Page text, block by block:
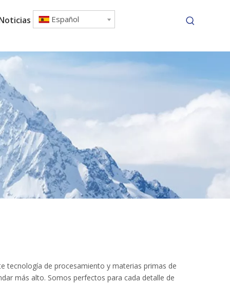
Contáctenos
Español
tecnología de procesamiento y materias primas de
más alto. Somos perfectos para cada detalle de